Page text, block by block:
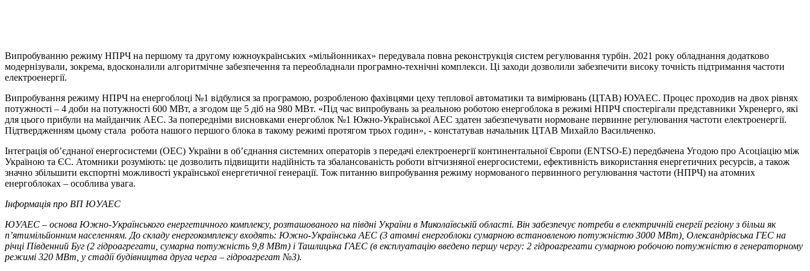
Випробуванню режиму НПРЧ на першому та другому южноукраїнських «мільйонниках» передувала повна реконструкція систем регулювання турбін. 2021 року обладнання додатково
модернізували, зокрема, вдосконалили алгоритмічне забезпечення та переобладнали програмно-технічні комплекси. Ці заходи дозволили забезпечити високу точність підтримання частоти
електроенергії.
Випробування режиму НПРЧ на енергоблоці №1 відбулися за програмою, розробленою фахівцями цеху теплової автоматики та вимірювань (ЦТАВ) ЮУАЕС. Процес проходив на двох рівнях
потужності – 4 доби на потужності 600 МВт, а згодом ще 5 діб на 980 МВт. «Під час випробувань за реальною роботою енергоблока в режимі НПРЧ спостерігали представники Укренерго, які
для цього прибули на майданчик АЕС. За попередніми висновками енергоблок №1 Южно-Української АЕС здатен забезпечувати нормоване первинне регулювання частоти електроенергії.
Підтвердженням цьому стала робота нашого першого блока в такому режимі протягом трьох годин», - констатував начальник ЦТАВ Михайло Васильченко.
Інтеграція об’єднаної енергосистеми (ОЕС) України в об’єднання системних операторів з передачі електроенергії континентальної Європи (ENTSO-E) передбачена Угодою про Асоціацію між
Україною та ЄС. Атомники розуміють: це дозволить підвищити надійність та збалансованість роботи вітчизняної енергосистеми, ефективність використання енергетичних ресурсів, а також
значно збільшити експортні можливості української енергетичної генерації. Тож питанню випробування режиму нормованого первинного регулювання частоти (НПРЧ) на атомних
енергоблоках – особлива увага.
Інформація про ВП ЮУАЕС
ЮУАЕС – основа Южно-Українського енергетичного комплексу, розташованого на півдні України в Миколаївській області. Він забезпечує потреби в електричній енергії регіону з більш як
п’ятимільйонним населенням. До складу енергокомплексу входять: Южно-Українська АЕС (3 атомні енергоблоки сумарною встановленою потужністю 3000 МВт), Олександрівська ГЕС на
річці Південний Буг (2 гідроагрегати, сумарна потужність 9,8 МВт) і Ташлицька ГАЕС (в експлуатацію введено першу чергу: 2 гідроагрегати сумарною робочою потужністю в генераторному
режимі 320 МВт, у стадії будівництва друга черга – гідроагрегат №3).